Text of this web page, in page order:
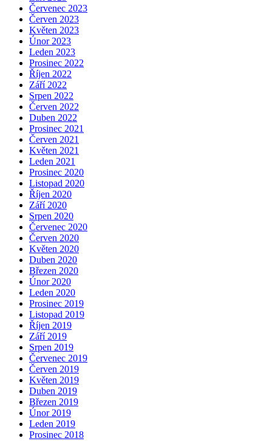
Červenec 2023
Červen 2023
Květen 2023
Únor 2023
Leden 2023
Prosinec 2022
Říjen 2022
Září 2022
Srpen 2022
Červen 2022
Duben 2022
Prosinec 2021
Červen 2021
Květen 2021
Leden 2021
Prosinec 2020
Listopad 2020
Říjen 2020
Září 2020
Srpen 2020
Červenec 2020
Červen 2020
Květen 2020
Duben 2020
Březen 2020
Únor 2020
Leden 2020
Prosinec 2019
Listopad 2019
Říjen 2019
Září 2019
Srpen 2019
Červenec 2019
Červen 2019
Květen 2019
Duben 2019
Březen 2019
Únor 2019
Leden 2019
Prosinec 2018